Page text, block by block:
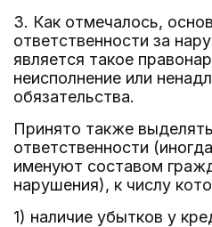
3. Как отмечалось,
ответственности за
является такое
неисполнение или
обязательства.
Принято также
ответственности
именуют составом
нарушения), к числу
1) наличие убытков у